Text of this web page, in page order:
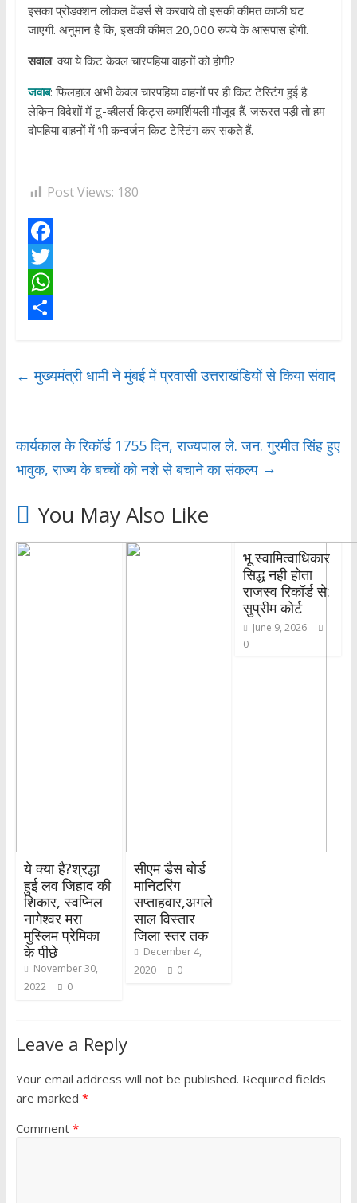
इसका प्रोडक्शन लोकल वेंडर्स से करवाये तो इसकी कीमत काफी घट
जाएगी. अनुमान है कि, इसकी कीमत 20,000 रुपये के आसपास होगी.
सवाल: क्या ये किट केवल चारपहिया वाहनों को होगी?
जवाब: फिलहाल अभी केवल चारपहिया वाहनों पर ही किट टेस्टिंग हुई है.
लेकिन विदेशों में टू-व्हीलर्स किट्स कमर्शियली मौजूद हैं. जरूरत पड़ी तो हम
दोपहिया वाहनों में भी कन्वर्जन किट टेस्टिंग कर सकते हैं.
Post Views: 180
F
a
c
o
k
T
w
t
W
t
A
a
e
← मुख्यमंत्री धामी ने मुंबई में प्रवासी उत्तराखंडियों से किया संवाद
कार्यकाल के रिकॉर्ड 1755 दिन, राज्यपाल ले. जन. गुरमीत सिंह हुए
भावुक, राज्य के बच्चों को नशे से बचाने का संकल्प →
You May Also Like
ये क्या है?श्रद्धा
हुई लव जिहाद की
शिकार, स्वप्निल
नागेश्वर मरा
मुस्लिम प्रेमिका
के पीछे
November 30,
2022
0
सीएम डैस बोर्ड
मानिटरिंग
सप्ताहवार,अगले
साल विस्तार
जिला स्तर तक
December 4,
2020
0
भू स्वामित्वाधिकार
सिद्ध नही होता
राजस्व रिकॉर्ड से:
सुप्रीम कोर्ट
June 9, 2026
0
Leave a Reply
Your email address will not be published. Required fields
are marked *
Comment *